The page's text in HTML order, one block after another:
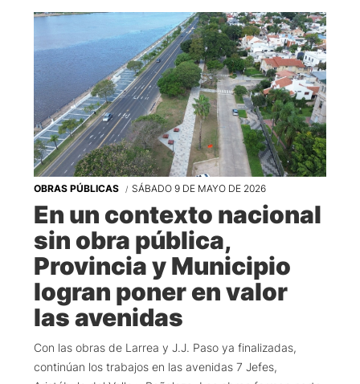
OBRAS PÚBLICAS SÁBADO 9 DE MAYO DE 2026
En un contexto nacional
sin obra pública,
Provincia y Municipio
logran poner en valor
las avenidas
Con las obras de Larrea y J.J. Paso ya finalizadas,
continúan los trabajos en las avenidas 7 Jefes,